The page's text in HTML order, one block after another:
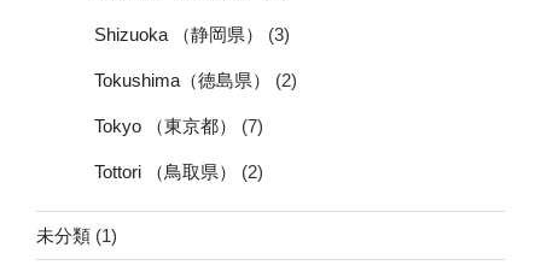
Shizuoka （静岡県） (3)
Tokushima（徳島県） (2)
Tokyo （東京都） (7)
Tottori （鳥取県） (2)
未分類 (1)